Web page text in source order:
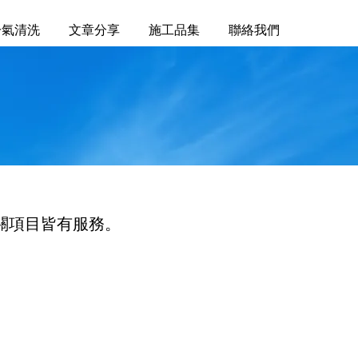
清洗 文章分享 施工品集 聯絡我們
目皆有服務。